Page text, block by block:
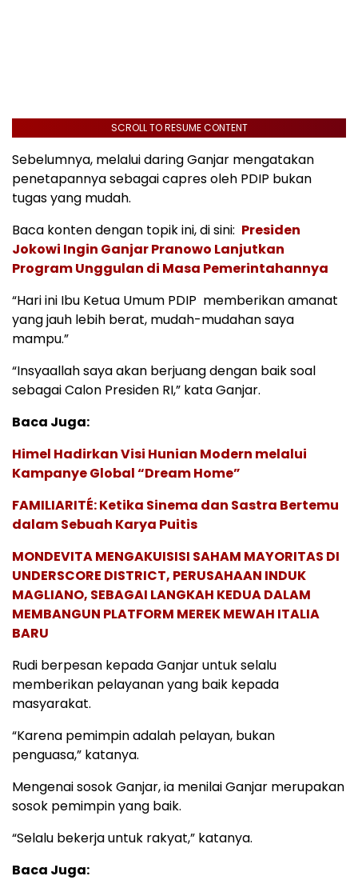
SCROLL TO RESUME CONTENT
Sebelumnya, melalui daring Ganjar mengatakan
penetapannya sebagai capres oleh PDIP bukan
tugas yang mudah.
Baca konten dengan topik ini, di sini: Presiden
Jokowi Ingin Ganjar Pranowo Lanjutkan
Program Unggulan di Masa Pemerintahannya
“Hari ini Ibu Ketua Umum PDIP memberikan amanat
yang jauh lebih berat, mudah-mudahan saya
mampu.”
“Insyaallah saya akan berjuang dengan baik soal
sebagai Calon Presiden RI,” kata Ganjar.
Baca Juga:
Himel Hadirkan Visi Hunian Modern melalui
Kampanye Global “Dream Home”
FAMILIARITÉ: Ketika Sinema dan Sastra Bertemu
dalam Sebuah Karya Puitis
MONDEVITA MENGAKUISISI SAHAM MAYORITAS DI
UNDERSCORE DISTRICT, PERUSAHAAN INDUK
MAGLIANO, SEBAGAI LANGKAH KEDUA DALAM
MEMBANGUN PLATFORM MEREK MEWAH ITALIA
BARU
Rudi berpesan kepada Ganjar untuk selalu
memberikan pelayanan yang baik kepada
masyarakat.
“Karena pemimpin adalah pelayan, bukan
penguasa,” katanya.
Mengenai sosok Ganjar, ia menilai Ganjar merupakan
sosok pemimpin yang baik.
“Selalu bekerja untuk rakyat,” katanya.
Baca Juga: